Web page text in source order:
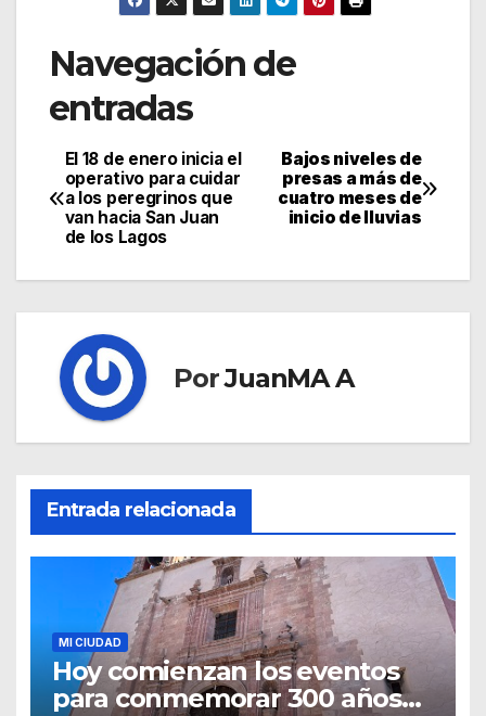
Navegación de
entradas
Bajos niveles de
presas a más de
cuatro meses de
inicio de lluvias
El 18 de enero inicia el
operativo para cuidar
a los peregrinos que
van hacia San Juan
de los Lagos
PorJuanMA A
Entrada relacionada
MI CIUDAD
Hoy comienzan los eventos
para conmemorar 300 años